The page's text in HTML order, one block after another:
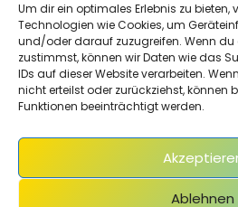
Um dir ein optimales Erlebnis zu bieten,
Technologien wie Cookies, um
und/oder darauf zuzugreifen. Wenn du
zustimmst, können wir Daten wie das
IDs auf dieser Website verarbeiten.
nicht erteilst oder zurückziehst, können
Funktionen beeinträchtigt werden.
Ablehnen
IMPRESSUM DATENSCHUTZ
COOKIE-RICHTLINIE (EU)
Das Sekretariat ist montags
14.30 Uhr